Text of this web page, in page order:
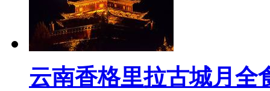
云南香格里拉古城月全